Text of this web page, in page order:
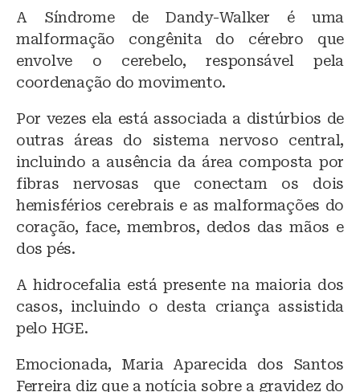
A Síndrome de Dandy-Walker é uma
malformação congênita do cérebro que
envolve o cerebelo, responsável pela
coordenação do movimento.
Por vezes ela está associada a distúrbios de
outras áreas do sistema nervoso central,
incluindo a ausência da área composta por
fibras nervosas que conectam os dois
hemisférios cerebrais e as malformações do
coração, face, membros, dedos das mãos e
dos pés.
A hidrocefalia está presente na maioria dos
casos, incluindo o desta criança assistida
pelo HGE.
Emocionada, Maria Aparecida dos Santos
Ferreira diz que a notícia sobre a gravidez do